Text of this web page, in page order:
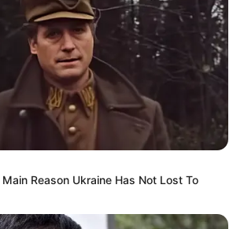
Reason Ukraine Has Not Lost To